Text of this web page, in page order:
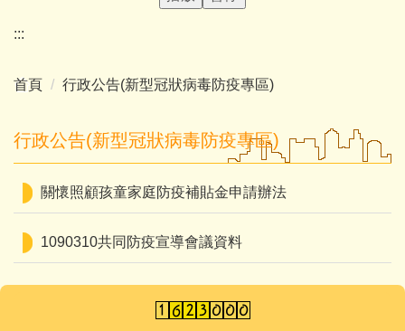
:::
首頁 行政公告(新型冠狀病毒防疫專區)
行政公告(新型冠狀病毒防疫專區)
關懷照顧孩童家庭防疫補貼金申請辦法
1090310共同防疫宣導會議資料